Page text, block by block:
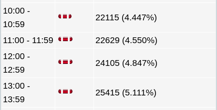
10:00 -
10:59
22115 (4.447%)
11:00 - 11:59
22629 (4.550%)
12:00 -
12:59
24105 (4.847%)
13:00 -
13:59
25415 (5.111%)